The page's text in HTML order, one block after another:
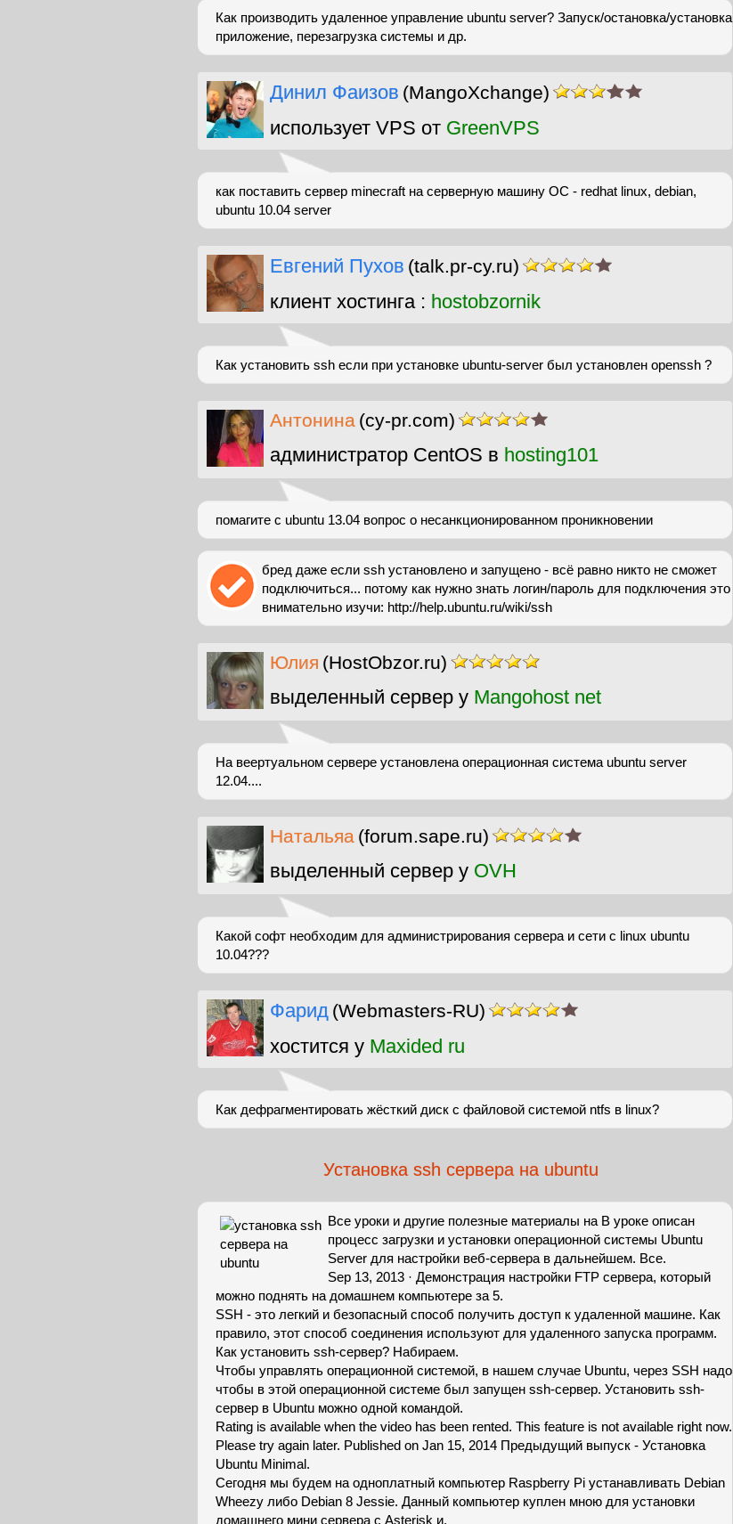
Как производить удаленное управление ubuntu server? Запуск/остановка/установка
приложение, перезагрузка системы и др.
Динил Фаизов (MangoXchange)
использует VPS от GreenVPS
как поставить сервер minecraft на серверную машину ОС - redhat linux, debian,
ubuntu 10.04 server
Евгений Пухов (talk.pr-cy.ru)
клиент хостинга : hostobzornik
Как установить ssh если при установке ubuntu-server был установлен openssh ?
Антонина (cy-pr.com)
администратор CentOS в hosting101
помагите с ubuntu 13.04 вопрос о несанкционированном проникновении
бред даже если ssh установлено и запущено - всё равно никто не сможет
подключиться... потому как нужно знать логин/пароль для подключения это
внимательно изучи: http://help.ubuntu.ru/wiki/ssh
Юлия (HostObzor.ru)
выделенный сервер у Mangohost net
На веертуальном сервере установлена операционная система ubuntu server
12.04....
Натальяа (forum.sape.ru)
выделенный сервер у OVH
Какой софт необходим для администрирования сервера и сети с linux ubuntu
10.04???
Фарид (Webmasters-RU)
хостится у Maxided ru
Как дефрагментировать жёсткий диск с файловой системой ntfs в linux?
Установка ssh сервера на ubuntu
Все уроки и другие полезные материалы на В уроке описан
процесс загрузки и установки операционной системы Ubuntu
Server для настройки веб-сервера в дальнейшем. Все.
Sep 13, 2013 · Демонстрация настройки FTP сервера, который
можно поднять на домашнем компьютере за 5.
SSH - это легкий и безопасный способ получить доступ к удаленной машине. Как
правило, этот способ соединения используют для удаленного запуска программ.
Как установить ssh-сервер? Набираем.
Чтобы управлять операционной системой, в нашем случае Ubuntu, через SSH надо
чтобы в этой операционной системе был запущен ssh-сервер. Установить ssh-
сервер в Ubuntu можно одной командой.
Rating is available when the video has been rented. This feature is not available right now.
Please try again later. Published on Jan 15, 2014 Предыдущий выпуск - Установка
Ubuntu Minimal.
Сегодня мы будем на одноплатный компьютер Raspberry Pi устанавливать Debian
Wheezy либо Debian 8 Jessie. Данный компьютер куплен мною для установки
домашнего мини сервера с Asterisk и.